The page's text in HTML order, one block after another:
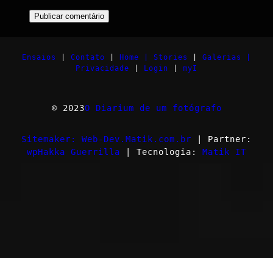
Ensaios Contato Home | Stories
Galerias |
Privacidade
Login myI
© 2023O Diarium de um fotógrafo
Sitemaker: Web-Dev.Matik.com.br | Partner:
wpHakka Guerrilla | Tecnologia: Matik IT